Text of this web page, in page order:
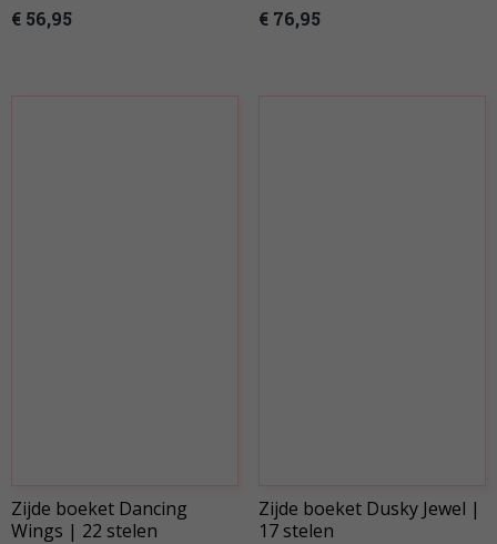
€ 56,95 € 76,95
Zijde boeket Dancing
Wings | 22 stelen
Zijde boeket Dusky Jewel |
17 stelen